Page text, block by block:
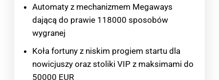
Automaty z mechanizmem Megaways
dającą do prawie 118000 sposobów
wygranej
Koła fortuny z niskim progiem startu dla
nowicjuszy oraz stoliki VIP z maksimami do
50000 EUR